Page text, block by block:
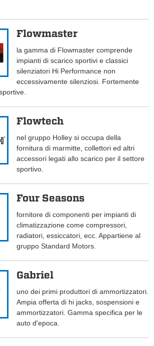
Flowmaster
la gamma di Flowmaster comprende
impianti di scarico sportivi e classici
silenziatori Hi Performance non
eccessivamente silenziosi. Fortemente
Flowtech
nel gruppo Holley si occupa della
fornitura di marmitte, collettori ed altri
accessori legati allo scarico per il settore
sportivo.
Four Seasons
fornitore di componenti per impianti di
climatizzazione come compressori,
radiatori, essiccatori, ecc. Appartiene al
gruppo Standard Motors.
Gabriel
uno dei primi produttori di ammortizzatori.
Ampia offerta di hi jacks, sospensioni e
ammortizzatori. Gamma specifica per le
auto d'epoca.